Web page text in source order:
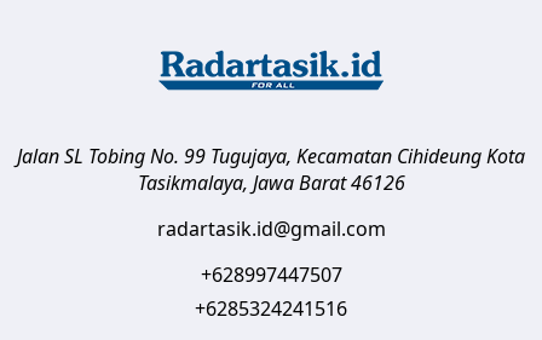
Jalan SL Tobing No. 99 Tugujaya, Kecamatan CihideungKota
Tasikmalaya, Jawa Barat 46126
radartasik.id@gmail.com
+628997447507
+6285324241516